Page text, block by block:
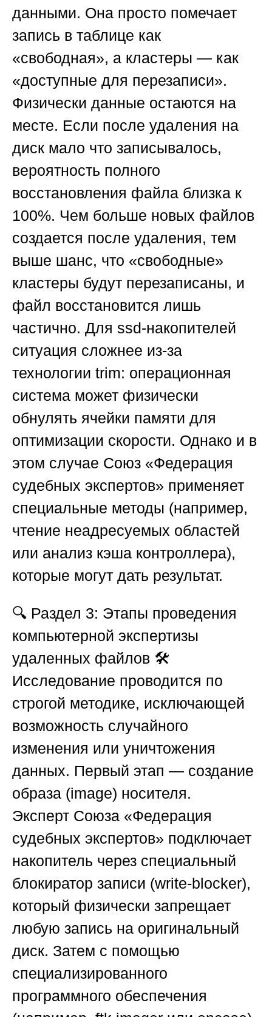
данными. Она просто помечает
запись в таблице как
«свободная», а кластеры — как
«доступные для перезаписи».
Физически данные остаются на
месте. Если после удаления на
диск мало что записывалось,
вероятность полного
восстановления файла близка к
100%. Чем больше новых файлов
создается после удаления, тем
выше шанс, что «свободные»
кластеры будут перезаписаны, и
файл восстановится лишь
частично. Для ssd-накопителей
ситуация сложнее из-за
технологии trim: операционная
система может физически
обнулять ячейки памяти для
оптимизации скорости. Однако и в
этом случае Союз «Федерация
судебных экспертов» применяет
специальные методы (например,
чтение неадресуемых областей
или анализ кэша контроллера),
которые могут дать результат.
🔍 Раздел 3: Этапы проведения
компьютерной экспертизы
удаленных файлов 🛠️
Исследование проводится по
строгой методике, исключающей
возможность случайного
изменения или уничтожения
данных. Первый этап — создание
образа (image) носителя.
Эксперт Союза «Федерация
судебных экспертов» подключает
накопитель через специальный
блокиратор записи (write-blocker),
который физически запрещает
любую запись на оригинальный
диск. Затем с помощью
специализированного
программного обеспечения